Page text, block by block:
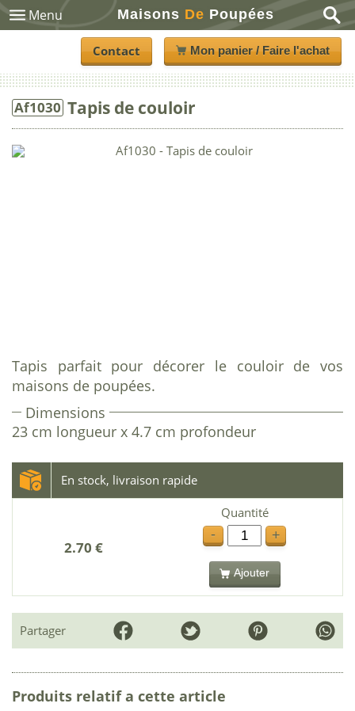
Menu Maisons De Poupées
Contact Mon panier / Faire l'achat
Af1030 Tapis de couloir
Tapis parfait pour décorer le couloir de vos
maisons de poupées.
Dimensions
23 cm longueur x 4.7 cm profondeur
En stock, livraison rapide
2.70 €
Quantité
-
+
Ajouter
Partager
Produits relatif a cette article